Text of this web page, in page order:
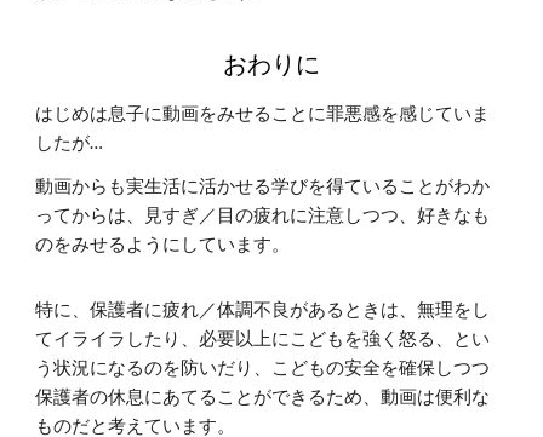
おわりに
はじめは息子に動画をみせることに罪悪感を感じていま
したが…
動画からも実生活に活かせる学びを得ていることがわか
ってからは、見すぎ／目の疲れに注意しつつ、好きなも
のをみせるようにしています。
特に、保護者に疲れ／体調不良があるときは、無理をし
てイライラしたり、必要以上にこどもを強く怒る、とい
う状況になるのを防いだり、こどもの安全を確保しつつ
保護者の休息にあてることができるため、動画は便利な
ものだと考えています。